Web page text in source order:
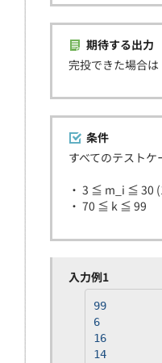
期待する出力
完投できた場合
条件
すべてのテスト
・ 3 ≦ m_i ≦ 30
・ 70 ≦ k ≦ 99
入力例1
99
6
16
14